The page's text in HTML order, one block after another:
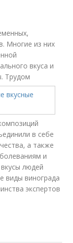
Многие из них
вкуса и
Трудом
в себе
а также
и
людей
виды винограда
экспертов